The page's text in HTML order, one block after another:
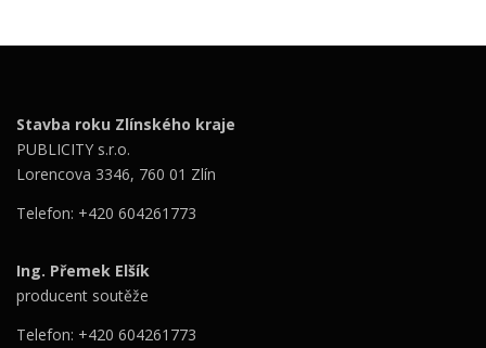
Stavba roku Zlínského kraje
PUBLICITY s.r.o.
Lorencova 3346, 760 01 Zlín
Telefon: +420 604261773
Ing. Přemek Elšík
producent soutěže
Telefon: +420 604261773